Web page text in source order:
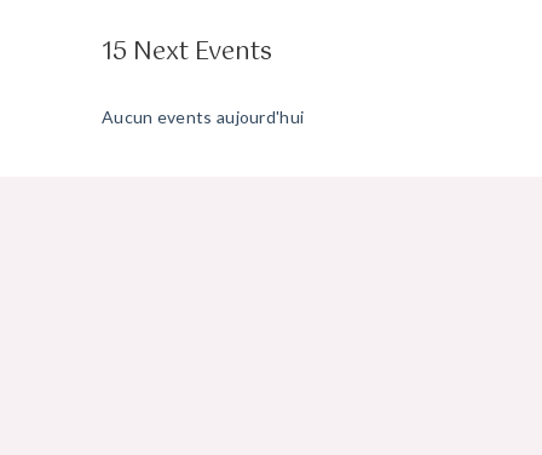
15 Next Events
Aucun events aujourd'hui